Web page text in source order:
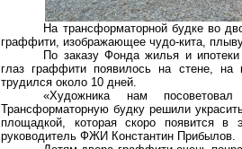
На трансформаторной будке во
граффити, изображающее чудо-кита,
По заказу Фонда жилья и
глаз граффити появилось на стене, на
трудился около 10 дней.
«Художника нам
Трансформаторную будку решили
площадкой, которая скоро появится
руководитель ФЖИ Константин Прибылов.